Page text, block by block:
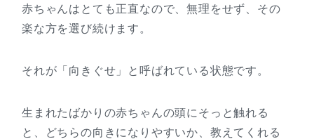
赤ちゃんはとても正直なので、無理をせず、その
楽な方を選び続けます。
それが「向きぐせ」と呼ばれている状態です。
生まれたばかりの赤ちゃんの頭にそっと触れる
と、どちらの向きになりやすいか、教えてくれる